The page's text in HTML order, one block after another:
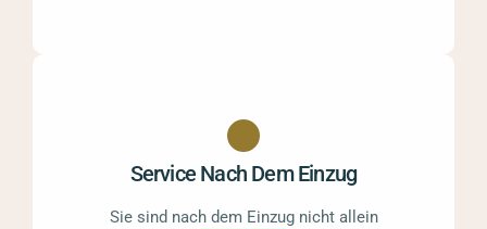
Service Nach Dem Einzug
Sie sind nach dem Einzug nicht allein